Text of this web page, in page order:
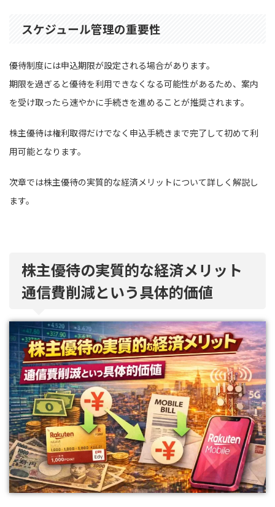
スケジュール管理の重要性
優待制度には申込期限が設定される場合があります。
期限を過ぎると優待を利用できなくなる可能性があるため、案内
を受け取ったら速やかに手続きを進めることが推奨されます。
株主優待は権利取得だけでなく申込手続きまで完了して初めて利
用可能となります。
次章では株主優待の実質的な経済メリットについて詳しく解説し
ます。
株主優待の実質的な経済メリット
通信費削減という具体的価値